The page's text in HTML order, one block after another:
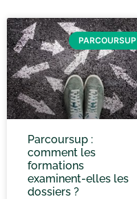
PARCOURSUP
Parcoursup :
comment les
formations
examinent-elles les
dossiers ?